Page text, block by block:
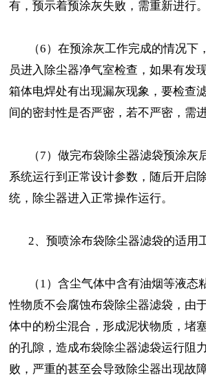
有，预示着预涂灰失败，需重新进行。
（6）在预涂灰工作完成的情况下
员进入除尘器净气室检查，如果有发
箱体电焊处有出现漏灰现象，要检查
间的密封性是否严密，若不严密，需
（7）做完布袋除尘器滤袋预涂灰
系统运行到正常设计参数，随后开启
统，除尘器进入正常操作运行。
2、预喷涂布袋除尘器滤袋的适用
（1）含尘气体中含有油烟等液态
性物质不会腐蚀布袋除尘器滤袋，由
体中的粉尘混合，形成泥状物质，堵
的孔隙，造成布袋除尘器滤袋运行阻
败，严重的甚至会导致除尘器出现故